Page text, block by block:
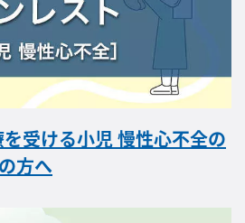
受ける小児 慢性心不全の
方へ